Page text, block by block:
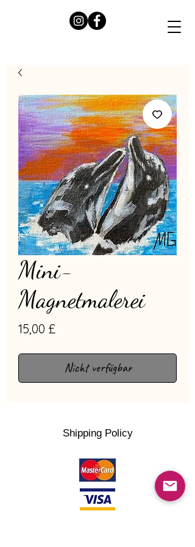
Mini-
Magnetmalerei
15,00 £Preis
Nicht verfügbar
Shipping Policy